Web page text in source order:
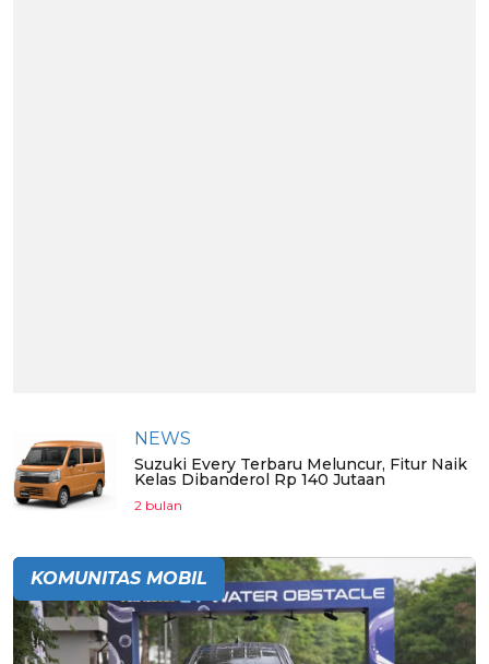
NEWS
Suzuki Every Terbaru Meluncur, Fitur Naik
Kelas Dibanderol Rp 140 Jutaan
2 bulan
KOMUNITAS MOBIL